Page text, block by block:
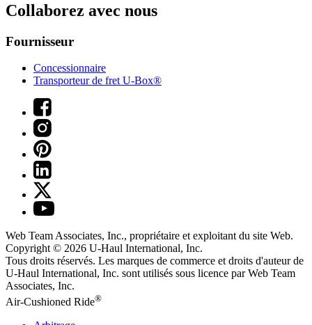
Collaborez avec nous
Fournisseur
Concessionnaire
Transporteur de fret U-Box®
Web Team Associates, Inc., propriétaire et exploitant du site Web.
Copyright © 2026 U-Haul International, Inc.
Tous droits réservés. Les marques de commerce et droits d'auteur de
U-Haul International, Inc. sont utilisés sous licence par Web Team
Associates, Inc.
Air-Cushioned Ride®